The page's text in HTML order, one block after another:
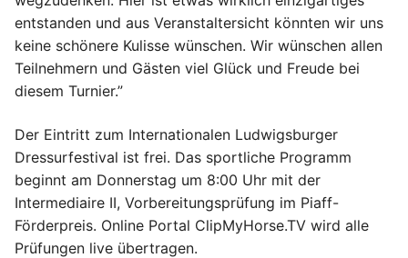
entstanden und aus Veranstaltersicht könnten wir uns
keine schönere Kulisse wünschen. Wir wünschen allen
Teilnehmern und Gästen viel Glück und Freude bei
diesem Turnier.”
Der Eintritt zum Internationalen Ludwigsburger
Dressurfestival ist frei. Das sportliche Programm
beginnt am Donnerstag um 8:00 Uhr mit der
Intermediaire II, Vorbereitungsprüfung im Piaff-
Förderpreis. Online Portal ClipMyHorse.TV wird alle
Prüfungen live übertragen.